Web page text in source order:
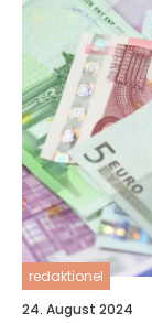
redaktionel
24. August 2024